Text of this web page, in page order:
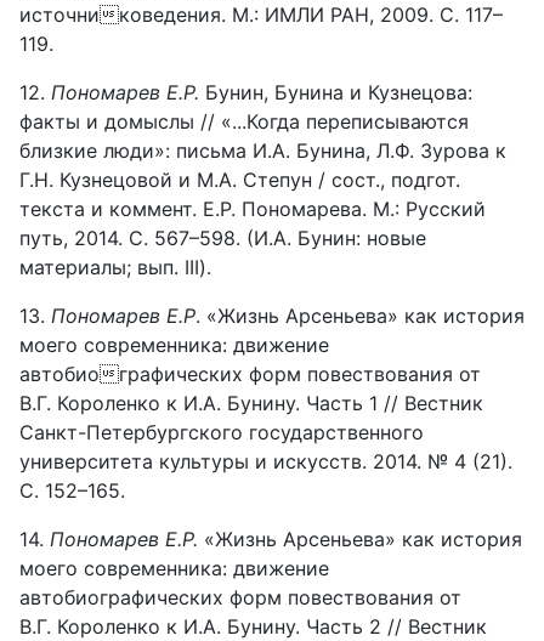
источниковедения. М.: ИМЛИ РАН, 2009. С. 117–
119.
12. Пономарев Е.Р. Бунин, Бунина и Кузнецова:
факты и домыслы // «...Когда переписываются
близкие люди»: письма И.А. Бунина, Л.Ф. Зурова к
Г.Н. Кузнецовой и М.А. Степун / сост., подгот.
текста и коммент. Е.Р. Пономарева. М.: Русский
путь, 2014. С. 567–598. (И.А. Бунин: новые
материалы; вып. III).
13. Пономарев Е.Р. «Жизнь Арсеньева» как история
моего современника: движение
автобиографических форм повествования от
В.Г. Короленко к И.А. Бунину. Часть 1 // Вестник
Санкт-Петербургского государственного
университета культуры и искусств. 2014. № 4 (21).
С. 152–165.
14. Пономарев Е.Р. «Жизнь Арсеньева» как история
моего современника: движение
автобиографических форм повествования от
В.Г. Короленко к И.А. Бунину. Часть 2 // Вестник